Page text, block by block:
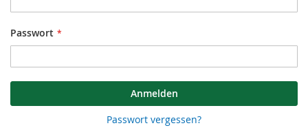
Passwort
Anmelden
Passwort vergessen?